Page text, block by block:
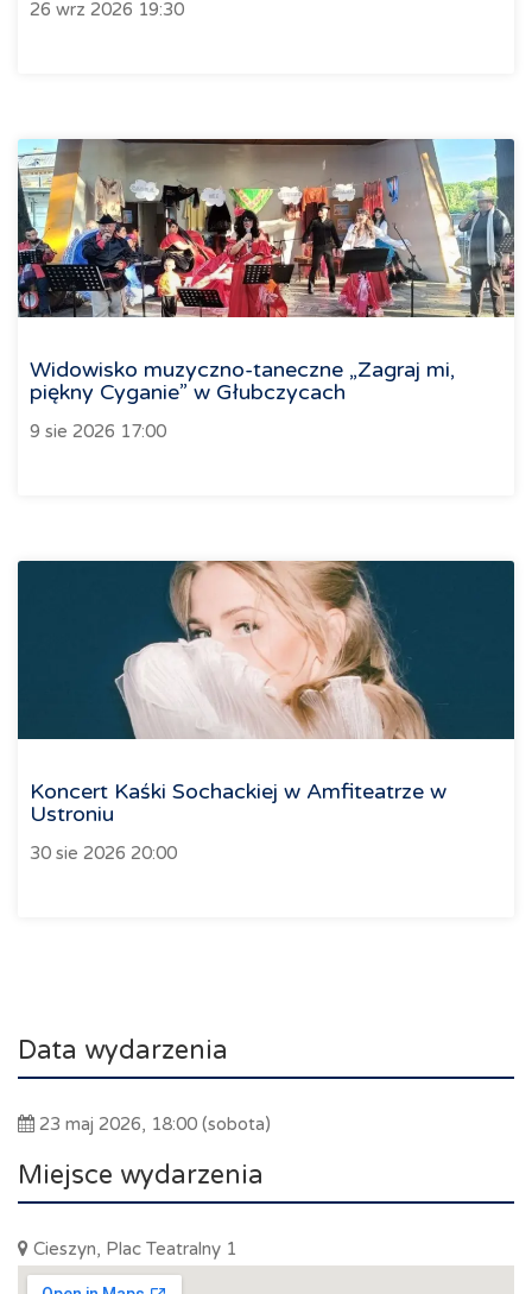
26 wrz 2026 19:30
Widowisko muzyczno-taneczne „Zagraj mi,
piękny Cyganie” w Głubczycach
9 sie 2026 17:00
Koncert Kaśki Sochackiej w Amfiteatrze w
Ustroniu
30 sie 2026 20:00
Data wydarzenia
23 maj 2026, 18:00 (sobota)
Miejsce wydarzenia
Cieszyn, Plac Teatralny 1